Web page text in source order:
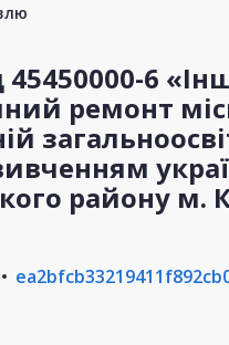
6
ремонт
району м.